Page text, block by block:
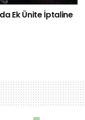
Ek Ünite İptaline